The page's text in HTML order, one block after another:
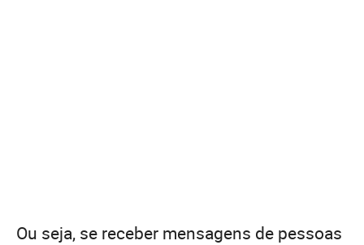
Ou seja, se receber mensagens de pessoas